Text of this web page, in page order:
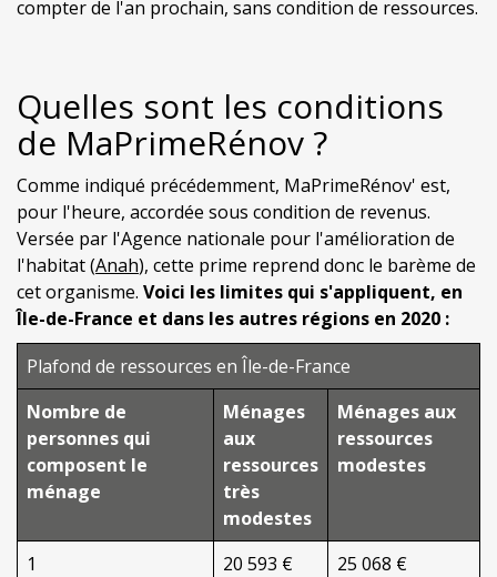
compter de l'an prochain, sans condition de ressources.
Quelles sont les conditions
de MaPrimeRénov ?
Comme indiqué précédemment, MaPrimeRénov' est,
pour l'heure, accordée sous condition de revenus.
Versée par l'Agence nationale pour l'amélioration de
l'habitat (Anah), cette prime reprend donc le barème de
cet organisme. Voici les limites qui s'appliquent, en
Île-de-France et dans les autres régions en 2020 :
Plafond de ressources en Île-de-France
Nombre de
personnes qui
composent le
ménage
Ménages
aux
ressources
très
modestes
Ménages aux
ressources
modestes
1 20 593 €
25 068 €